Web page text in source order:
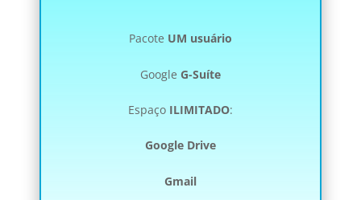
Pacote UM usuário
Google G-Suíte
Espaço ILIMITADO:
Google Drive
Gmail